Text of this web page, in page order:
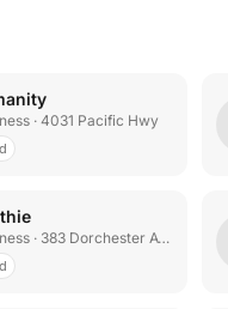
· 4031 Pacific Hwy
· 383 Dorchester Ave Front